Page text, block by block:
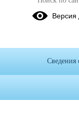
Дата обновления:
Дата публикации:
Версия
Сведения